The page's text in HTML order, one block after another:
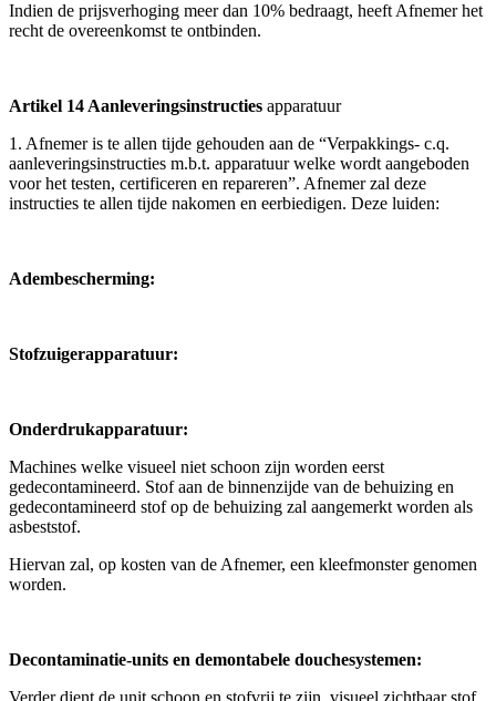
Indien de prijsverhoging meer dan 10% bedraagt, heeft Afnemer het
recht de overeenkomst te ontbinden.
Artikel 14 Aanleveringsinstructies apparatuur
1. Afnemer is te allen tijde gehouden aan de “Verpakkings- c.q.
aanleveringsinstructies m.b.t. apparatuur welke wordt aangeboden
voor het testen, certificeren en repareren”. Afnemer zal deze
instructies te allen tijde nakomen en eerbiedigen. Deze luiden:
Adembescherming:
Stofzuigerapparatuur:
Onderdrukapparatuur:
Machines welke visueel niet schoon zijn worden eerst
gedecontamineerd. Stof aan de binnenzijde van de behuizing en
gedecontamineerd stof op de behuizing zal aangemerkt worden als
asbeststof.
Hiervan zal, op kosten van de Afnemer, een kleefmonster genomen
worden.
Decontaminatie-units en demontabele douchesystemen: